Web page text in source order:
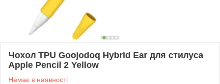
Чохол TPU Goojodoq Hybrid Ear для стилуса
Apple Pencil 2 Yellow
Немає в наявності